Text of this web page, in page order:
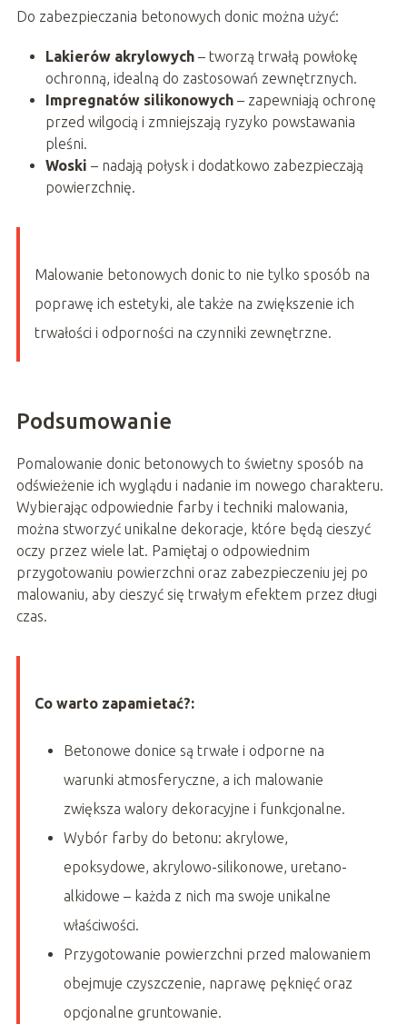
Do zabezpieczania betonowych donic można użyć:
Lakierów akrylowych– tworzą trwałą powłokę
ochronną, idealną do zastosowań zewnętrznych.
Impregnatów silikonowych– zapewniają ochronę
przed wilgocią i zmniejszają ryzyko powstawania
pleśni.
Woski – nadają połysk i dodatkowo zabezpieczają
powierzchnię.
Malowanie betonowych donic to nie tylko sposób na
poprawę ich estetyki, ale także na zwiększenie ich
trwałości i odporności na czynniki zewnętrzne.
Podsumowanie
Pomalowanie donic betonowych to świetny sposób na
odświeżenie ich wyglądu i nadanie im nowego charakteru.
Wybierając odpowiednie farby i techniki malowania,
można stworzyć unikalne dekoracje, które będą cieszyć
oczy przez wiele lat. Pamiętaj o odpowiednim
przygotowaniu powierzchni oraz zabezpieczeniu jej po
malowaniu, aby cieszyć się trwałym efektem przez długi
czas.
Co warto zapamietać?:
Betonowe donice są trwałe i odporne na
warunki atmosferyczne, a ich malowanie
zwiększa walory dekoracyjne i funkcjonalne.
Wybór farby do betonu: akrylowe,
epoksydowe, akrylowo-silikonowe, uretano-
alkidowe – każda z nich ma swoje unikalne
właściwości.
Przygotowanie powierzchni przed malowaniem
obejmuje czyszczenie, naprawę pęknięć oraz
opcjonalne gruntowanie.